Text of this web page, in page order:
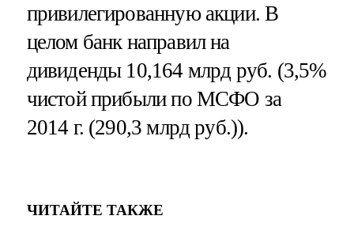
привилегированную акции. В
целом банк направил на
дивиденды 10,164 млрд руб. (3,5%
чистой прибыли по МСФО за
2014 г. (290,3 млрд руб.)).
ЧИТАЙТЕ ТАКЖЕ